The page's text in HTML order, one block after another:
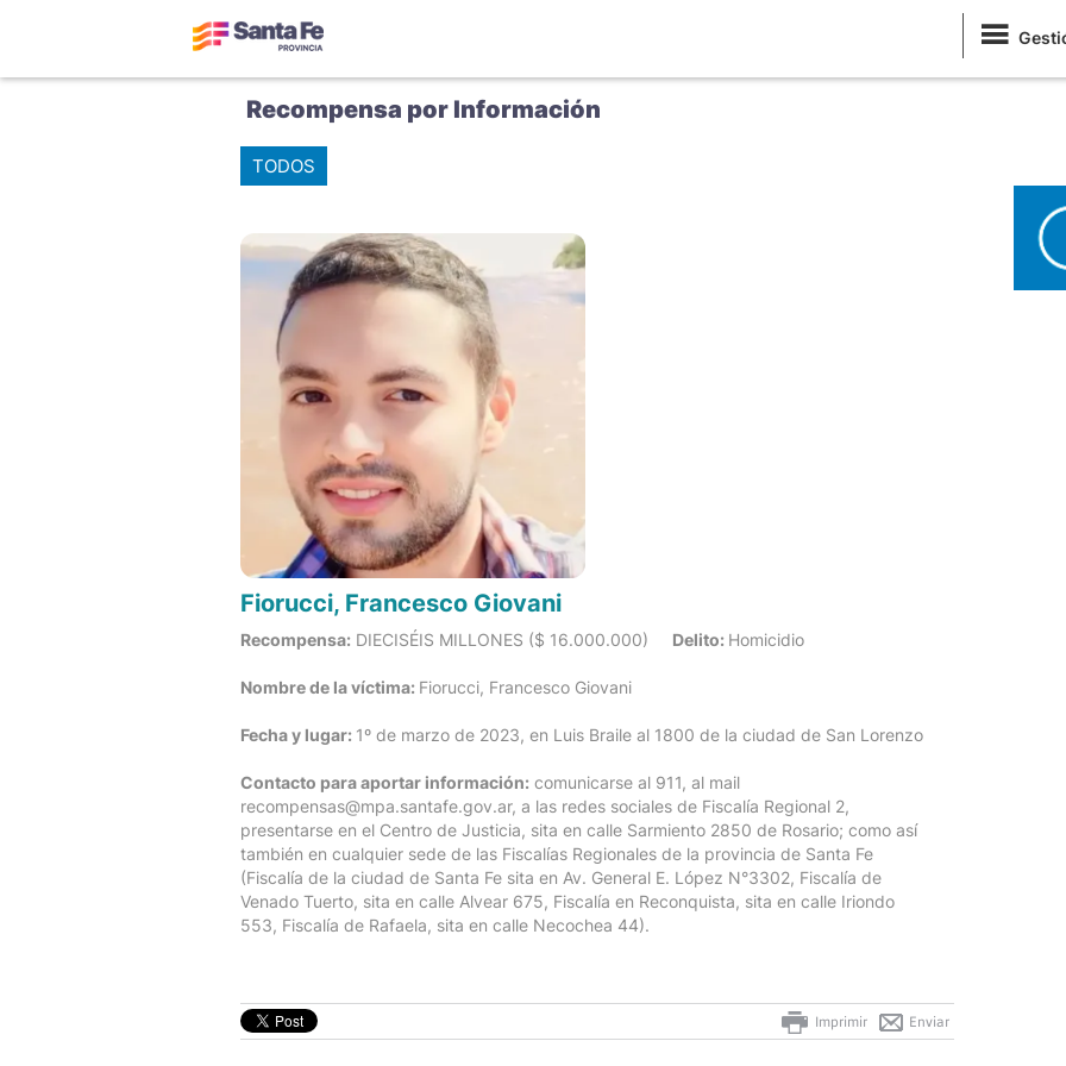
Recompensa por Información
TODOS
Fiorucci, Francesco Giovani
Recompensa: DIECISÉIS MILLONES ($ 16.000.000) Delito: Homicidio
Nombre de la víctima: Fiorucci, Francesco Giovani
Fecha y lugar: 1º de marzo de 2023, en Luis Braile al 1800 de la ciudad de San Lorenzo
Contacto para aportar información: comunicarse al 911, al mail
recompensas@mpa.santafe.gov.ar, a las redes sociales de Fiscalía Regional 2,
presentarse en el Centro de Justicia, sita en calle Sarmiento 2850 de Rosario; como así
también en cualquier sede de las Fiscalías Regionales de la provincia de Santa Fe
(Fiscalía de la ciudad de Santa Fe sita en Av. General E. López N°3302, Fiscalía de
Venado Tuerto, sita en calle Alvear 675, Fiscalía en Reconquista, sita en calle Iriondo
553, Fiscalía de Rafaela, sita en calle Necochea 44).
Enviar
Imprimir